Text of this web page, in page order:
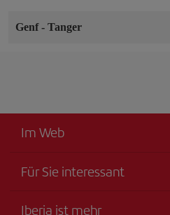
Genf- Tanger
Im Web
Für Sie interessant
Iberia ist mehr